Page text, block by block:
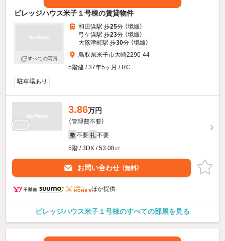
ビレッジハウス米子１号棟の賃貸物件
すべての写真
和田浜駅 歩25分 （境線）
弓ケ浜駅 歩23分 （境線）
大篠津町駅 歩30分 （境線）
鳥取県米子市大崎2290-44
5階建 / 37年5ヶ月 / RC
駐車場あり
3.86万円
（管理費不要）
敷 不要 礼 不要
5階 / 3DK / 53.08㎡
お問い合わせ （無料）
ほか提供
ビレッジハウス米子１号棟のすべての部屋を見る